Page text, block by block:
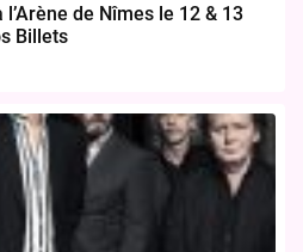
de Nîmes le 12 & 13
Billets